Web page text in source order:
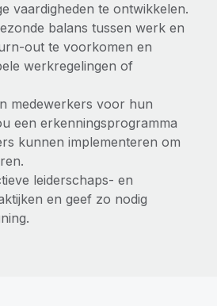
vaardigheden te ontwikkelen.
balans tussen werk en
out te voorkomen en
werkregelingen of
medewerkers voor hun
een erkenningsprogramma
kunnen implementeren om
leiderschaps- en
en geef zo nodig